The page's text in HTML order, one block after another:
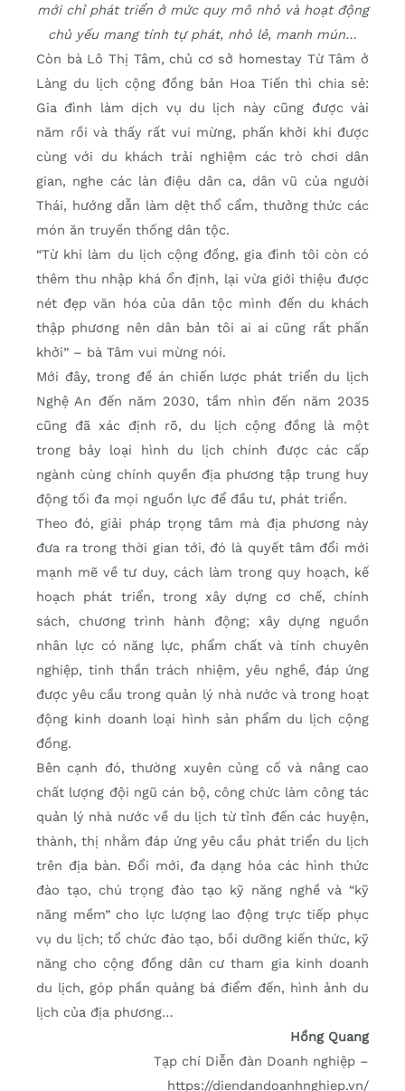
mới chỉ phát triển ở mức quy mô nhỏ và hoạt động
chủ yếu mang tính tự phát, nhỏ lẻ, manh mún…
Còn bà Lô Thị Tâm, chủ cơ sở homestay Từ Tâm ở
Làng du lịch cộng đồng bản Hoa Tiến thì chia sẻ:
Gia đình làm dịch vụ du lịch này cũng được vài
năm rồi và thấy rất vui mừng, phấn khởi khi được
cùng với du khách trải nghiệm các trò chơi dân
gian, nghe các làn điệu dân ca, dân vũ của người
Thái, hướng dẫn làm dệt thổ cẩm, thưởng thức các
món ăn truyền thống dân tộc.
“Từ khi làm du lịch cộng đồng, gia đình tôi còn có
thêm thu nhập khá ổn định, lại vừa giới thiệu được
nét đẹp văn hóa của dân tộc mình đến du khách
thập phương nên dân bản tôi ai ai cũng rất phấn
khởi” – bà Tâm vui mừng nói.
Mới đây, trong đề án chiến lược phát triển du lịch
Nghệ An đến năm 2030, tầm nhìn đến năm 2035
cũng đã xác định rõ, du lịch cộng đồng là một
trong bảy loại hình du lịch chính được các cấp
ngành cùng chính quyền địa phương tập trung huy
động tối đa mọi nguồn lực để đầu tư, phát triển.
Theo đó, giải pháp trọng tâm mà địa phương này
đưa ra trong thời gian tới, đó là quyết tâm đổi mới
mạnh mẽ về tư duy, cách làm trong quy hoạch, kế
hoạch phát triển, trong xây dựng cơ chế, chính
sách, chương trình hành động; xây dựng nguồn
nhân lực có năng lực, phẩm chất và tính chuyên
nghiệp, tinh thần trách nhiệm, yêu nghề, đáp ứng
được yêu cầu trong quản lý nhà nước và trong hoạt
động kinh doanh loại hình sản phẩm du lịch cộng
đồng.
Bên cạnh đó, thường xuyên củng cố và nâng cao
chất lượng đội ngũ cán bộ, công chức làm công tác
quản lý nhà nước về du lịch từ tỉnh đến các huyện,
thành, thị nhằm đáp ứng yêu cầu phát triển du lịch
trên địa bàn. Đổi mới, đa dạng hóa các hình thức
đào tạo, chú trọng đào tạo kỹ năng nghề và “kỹ
năng mềm” cho lực lượng lao động trực tiếp phục
vụ du lịch; tổ chức đào tạo, bồi dưỡng kiến thức, kỹ
năng cho cộng đồng dân cư tham gia kinh doanh
du lịch, góp phần quảng bá điểm đến, hình ảnh du
lịch của địa phương…
Hồng Quang
Tạp chí Diễn đàn Doanh nghiệp –
https://diendandoanhnghiep.vn/